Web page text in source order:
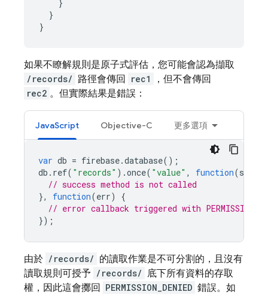
    }
  }
}
如果不瞭解規則是原子式評估，您可能會認為擷取
/records/ 路徑會傳回 rec1 ，但不會傳回
rec2 。但實際結果是錯誤：
JavaScript Objective-C 更多選項
var db = firebase.database();
db . ref( "records" ).once( "value" , function(snap
// success method is not called
},
function(err)
{
// error callback triggered with
});
由於 /records/ 的讀取作業是不可分割的，且沒有
讀取規則可授予 /records/ 底下所有資料的存取
權，因此這會擲回
PERMISSION_DENIED 錯誤。如